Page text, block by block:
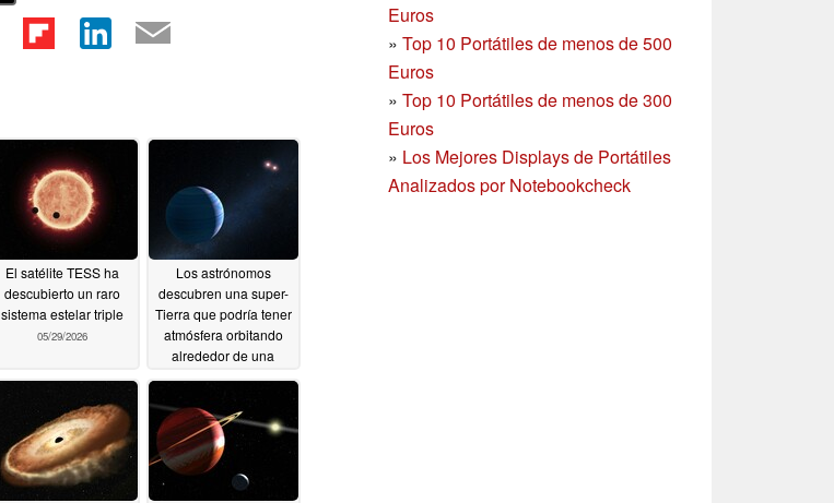
Euros
» Top 10 Portátiles de menos de 500
Euros
» Top 10 Portátiles de menos de 300
Euros
» Los Mejores Displays de Portátiles
Analizados por Notebookcheck
El satélite TESS ha
descubierto un raro
sistema estelar triple
05/29/2026
Los astrónomos
descubren una super-
Tierra que podría tener
atmósfera orbitando
alrededor de una
05/26/2026